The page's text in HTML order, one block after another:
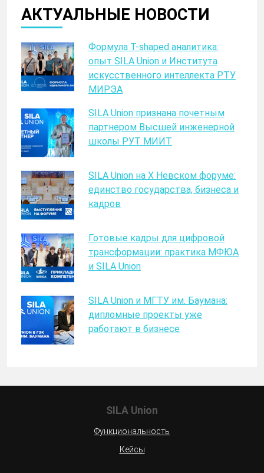
АКТУАЛЬНЫЕ НОВОСТИ
Формула T-shaped аналитика:
опыт SILA Union и Института
искусственного интеллекта РТУ
МИРЭА
SILA Union признана почетным
партнером Высшей инженерной
школы РУТ МИИТ
SILA Union на X Невском форуме:
единство государства, бизнеса и
кадров
Готовые кадры для цифровой
трансформации: практика МФЮА
и SILA Union
SILA Union и МГТУ им. Баумана:
дипломные проекты уже
работают в бизнесе
SILA Union
Функциональность
Кейсы